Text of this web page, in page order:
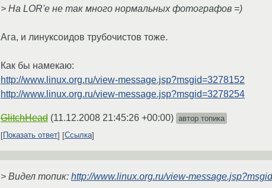
> На LOR'е не так много нормальных фотографов =)
Ага, и линуксоидов трубочистов тоже.
Как бы намекаю:
http://www.linux.org.ru/view-message.jsp?msgid=3278152
http://www.linux.org.ru/view-message.jsp?msgid=3278254
GlitchHead (11.12.2008 21:45:26 +00:00) автор топика
Показать ответ
Ссылка
> Видел топик: http://www.linux.org.ru/view-